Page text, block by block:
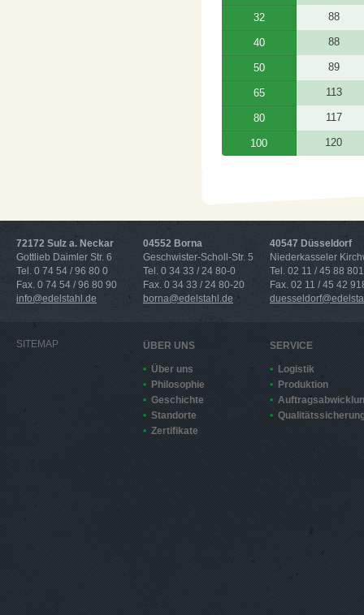
32 88
40 88
50 89
65 113
80 117
100 120
72172 Sulz a. Neckar
Gottlieb Daimler Str. 6
Tel. 0 74 54 / 96 80 0
Fax. 0 74 54 / 96 80 90
info@edelstahl.de
04552 Borna
Geschwister-Scholl-Str. 5
Tel. 0 34 33 / 24 80-0
Fax. 0 34 33 / 24 80-20
borna@edelstahl.de
40547 Düsseldorf
Niederkasseler
Tel. 02 11 / 45 88 801
Fax. 02 11 / 45 42
SITEMAP ÜBER UNS
Über uns
Philosophie
Geschichte
Standorte
Zertifikate
SERVICE
Logistik
Produktion